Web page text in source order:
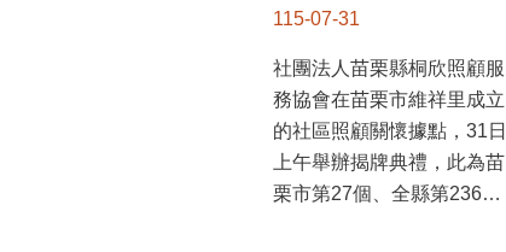
115-07-31
社團法人苗栗縣桐欣照顧服
務協會在苗栗市維祥里成立
的社區照顧關懷據點，31日
上午舉辦揭牌典禮，此為苗
栗市第27個、全縣第236處